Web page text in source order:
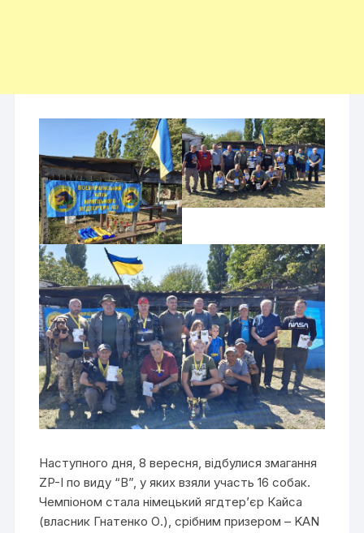
Наступного дня, 8 вересня, відбулися змагання
ZP-I по виду “В”, у яких взяли участь 16 собак.
Чемпіоном стала німецький ягдтер’єр Кайса
(власник Гнатенко О.), срібним призером – KAN